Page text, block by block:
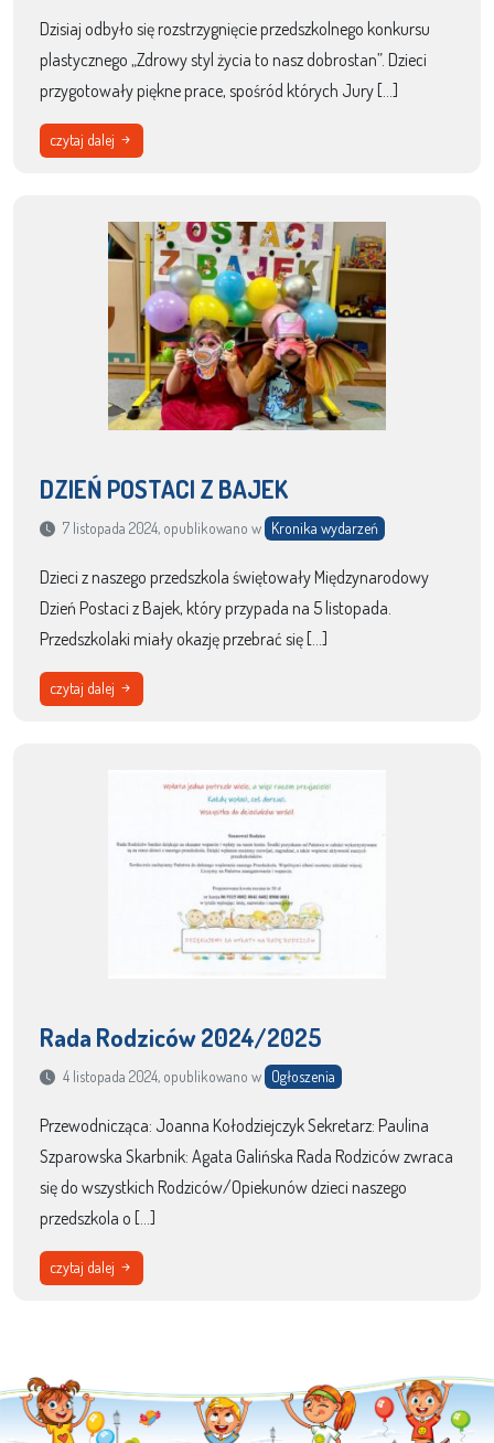
Dzisiaj odbyło się rozstrzygnięcie przedszkolnego konkursu
plastycznego „Zdrowy styl życia to nasz dobrostan”. Dzieci
przygotowały piękne prace, spośród których Jury […]
czytaj dalej
DZIEŃ POSTACI Z BAJEK
7 listopada 2024, opublikowano w Kronika wydarzeń
Dzieci z naszego przedszkola świętowały Międzynarodowy
Dzień Postaci z Bajek, który przypada na 5 listopada.
Przedszkolaki miały okazję przebrać się […]
czytaj dalej
Rada Rodziców 2024/2025
4 listopada 2024, opublikowano w Ogłoszenia
Przewodnicząca: Joanna Kołodziejczyk Sekretarz: Paulina
Szparowska Skarbnik: Agata Galińska Rada Rodziców zwraca
się do wszystkich Rodziców/Opiekunów dzieci naszego
przedszkola o […]
czytaj dalej